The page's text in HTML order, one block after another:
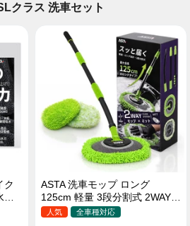
クラス 洗車セット
ク
防
ASTA 洗車モップ ロング
125cm 軽量 3段分割式 2WAY
洗車ブラシ スポンジ 高吸水 マ
人気 全車種対応